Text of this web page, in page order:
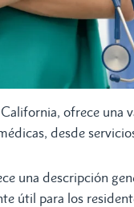
ofrece una
desde
una descripción
útil para los